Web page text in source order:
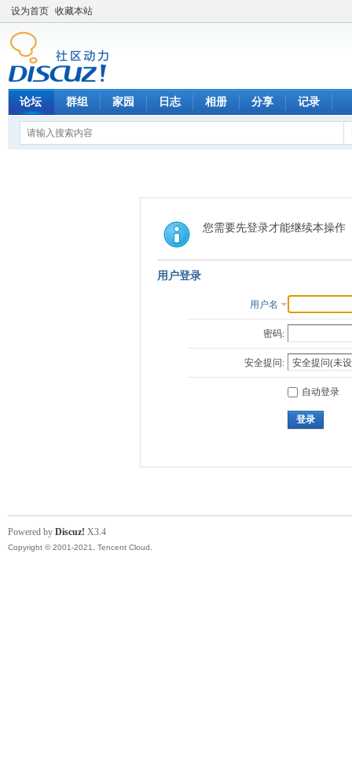
设为首页 收藏本站
论坛 群组 家园 日志 相册 分享 记录
您需要先登录才能继续本操作
用户登录
用户名
密码:
安全提问:
自动登录
登录
Powered by Discuz! X3.4
Copyright © 2001-2021, Tencent Cloud.